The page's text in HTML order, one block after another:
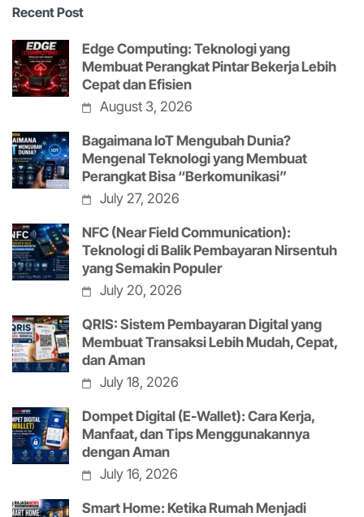
Recent Post
Edge Computing: Teknologi yang
Membuat Perangkat Pintar Bekerja Lebih
Cepat dan Efisien
August 3, 2026
Bagaimana IoT Mengubah Dunia?
Mengenal Teknologi yang Membuat
Perangkat Bisa “Berkomunikasi”
July 27, 2026
NFC (Near Field Communication):
Teknologi di Balik Pembayaran Nirsentuh
yang Semakin Populer
July 20, 2026
QRIS: Sistem Pembayaran Digital yang
Membuat Transaksi Lebih Mudah, Cepat,
dan Aman
July 18, 2026
Dompet Digital (E-Wallet): Cara Kerja,
Manfaat, dan Tips Menggunakannya
dengan Aman
July 16, 2026
Smart Home: Ketika Rumah Menjadi